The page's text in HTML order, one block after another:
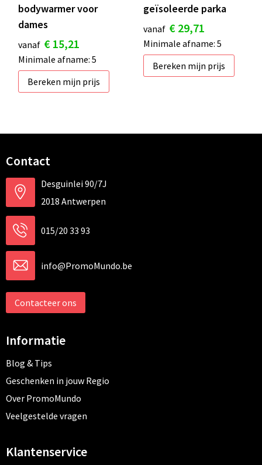
bodywarmer voor
dames
vanaf € 15,21
Minimale afname: 5
Bereken mijn prijs
geïsoleerde parka
vanaf € 29,71
Minimale afname: 5
Bereken mijn prijs
Contact
Desguinlei 90/7J
2018 Antwerpen
015/20 33 93
info@PromoMundo.be
Contacteer ons
Informatie
Blog & Tips
Geschenken in jouw Regio
Over PromoMundo
Veelgestelde vragen
Klantenservice